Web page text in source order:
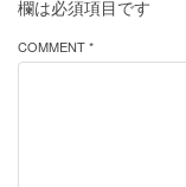
欄は必須項目です
COMMENT *